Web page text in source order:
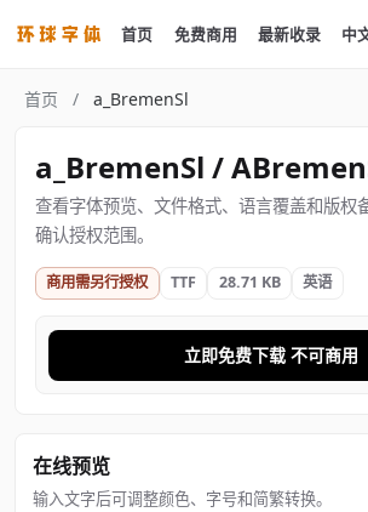
首页 免费商用 最新收录 中
首页 / a_BremenSl
a_BremenSl /
查看字体预览、文件格式、语言覆盖和版权
确认授权范围。
商用需另行授权 TTF 28.71 KB 英语
立即免费下载 不可商用
在线预览
输入文字后可调整颜色、字号和简繁转换。